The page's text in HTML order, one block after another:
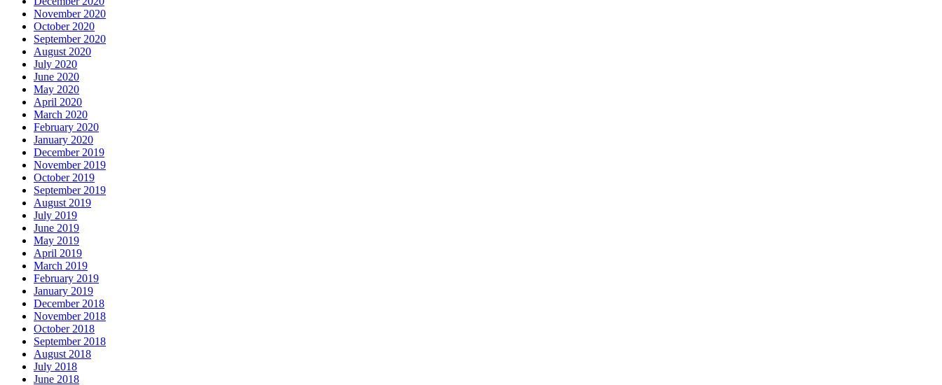
November 2020
October 2020
September 2020
August 2020
July 2020
June 2020
May 2020
April 2020
March 2020
February 2020
January 2020
December 2019
November 2019
October 2019
September 2019
August 2019
July 2019
June 2019
May 2019
April 2019
March 2019
February 2019
January 2019
December 2018
November 2018
October 2018
September 2018
August 2018
July 2018
June 2018